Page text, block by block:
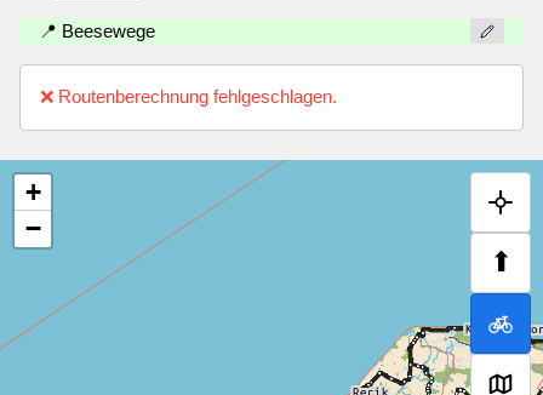
📍 Beesewege
❌ Routenberechnung fehlgeschlagen.
⬆
+
−